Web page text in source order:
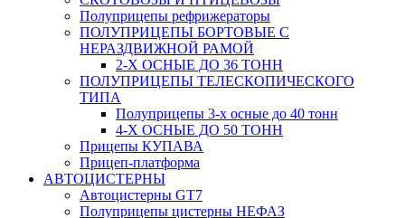
Полуприцепы рефрижераторы
ПОЛУПРИЦЕПЫ БОРТОВЫЕ С
НЕРАЗДВИЖНОЙ РАМОЙ
2-Х ОСНЫЕ ДО 36 ТОНН
ПОЛУПРИЦЕПЫ ТЕЛЕСКОПИЧЕСКОГО
ТИПА
Полуприцепы 3-х осные до 40 тонн
4-Х ОСНЫЕ ДО 50 ТОНН
Прицепы КУПАВА
Прицеп-платформа
АВТОЦИСТЕРНЫ
Автоцистерны GT7
Полуприцепы цистерны НЕФАЗ